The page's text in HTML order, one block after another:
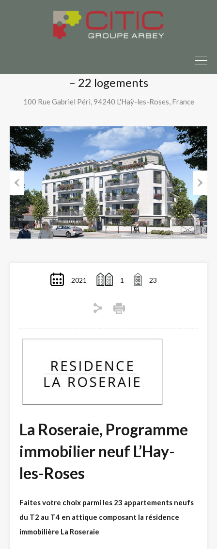
Parlons-en ici
Accueil
Nos programmes neufs
La Roseraie – L’Haÿ-les-Roses (94240) – 22 logements
La Roseraie – L’Haÿ-les-Roses (94240)
– 22 logements
100 Rue Gabriel Péri, 94240 L'Haÿ-les-Roses, France
Previous Next
2021 1 23
La Roseraie, Programme
immobilier neuf L’Hay-
les-Roses
Faites votre choix parmi les 23 appartements neufs
du T2 au T4 en attique composant la résidence
immobilière La Roseraie